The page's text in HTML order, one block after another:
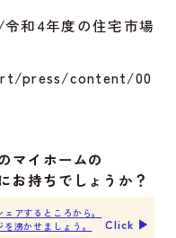
和4年度の住宅市場
press/content/00
マイホームの
お持ちでしょうか？
アするところから。
沸かせましょう。
Click ▶︎